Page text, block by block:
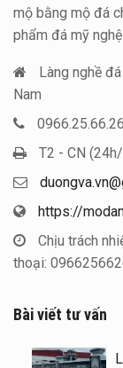
mộ bằng mộ đá
phẩm đá mỹ
Làng nghề
Nam
0966.25.66.26
T2 - CN
https://
Chịu trách
thoại:
Bài viết tư vấn
giá xây Mộ đá